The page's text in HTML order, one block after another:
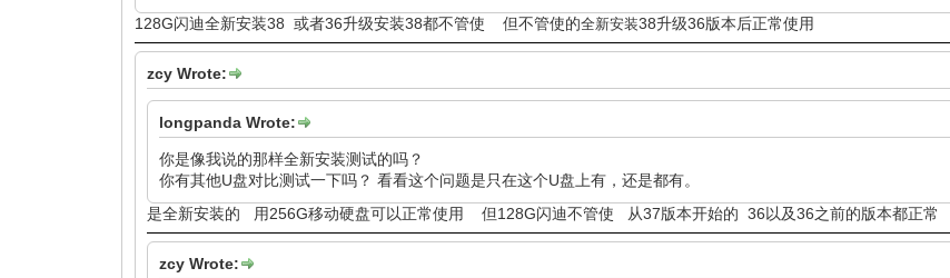
128G闪迪全新安装38 或者36升级安装38都不管使 但不管使的全新安装38升级36版本后正常使用
zcy Wrote:
longpanda Wrote:
你是像我说的那样全新安装测试的吗？
你有其他U盘对比测试一下吗？ 看看这个问题是只在这个U盘上有，还是都有。
是全新安装的 用256G移动硬盘可以正常使用 但128G闪迪不管使 从37版本开始的 36以及36之前的版本都正常
zcy Wrote: